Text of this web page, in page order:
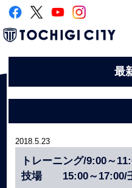
最
2018.5.23
トレーニング/9:00～
技場 15:00～17:00/